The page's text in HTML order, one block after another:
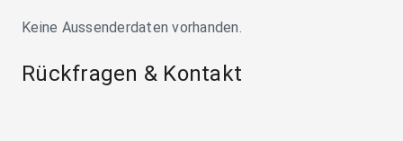
Keine Aussenderdaten vorhanden.
Rückfragen & Kontakt